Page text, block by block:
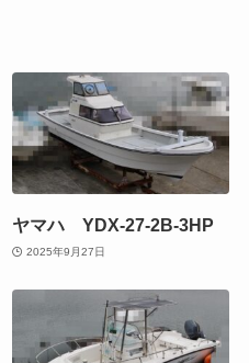
ヤマハ YDX-27-2B-3HP
2025年9月27日